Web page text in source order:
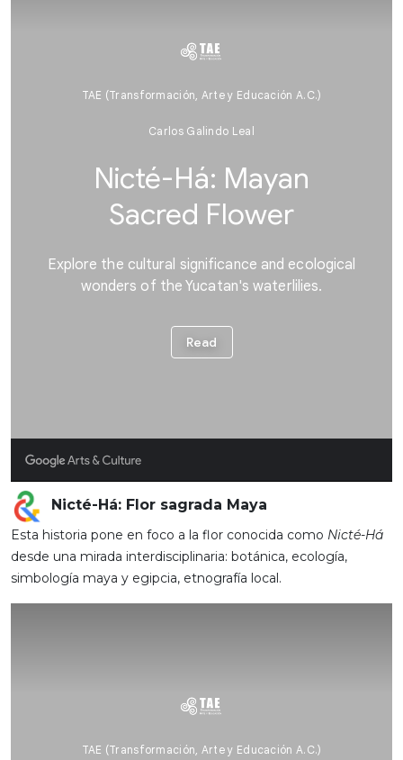
Nicté-Há: Flor sagrada Maya
Esta historia pone en foco a la flor conocida como Nicté-Há
desde una mirada interdisciplinaria: botánica, ecología,
simbología maya y egipcia, etnografía local.